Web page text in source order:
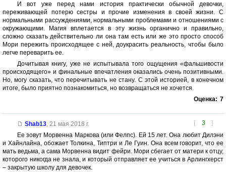
И вот уже перед нами история практически обычной девочки,
переживающей потерю сестры и прочие изменения в своей жизни. С
нормальными рассуждениями, нормальными проблемами и отношениями с
окружающими. Магия вплетается в эту жизнь органично и правильно,
сложно сказать действительно ли она там есть или же это просто способ
Мори пережить происходящее с ней, доукрасить реальность, чтобы было
легче переварить ее.
Дочитывая книгу, уже не испытывала того ощущения «фальшивости
происходящего» и финальные впечатления оказались очень позитивными.
Но, могу сказать, что перечитывать не стану. С этой историей, в конечном
итоге, было приятно познакомиться, но возвращаться не хочется.
Оценка: 7
[ 3 ]
Shab13, 21 мая 2018 г.
Ее зовут Морвенна Маркова (или Фелпс). Ей 15 лет. Она любит Дилэни
и Хайнлайна, обожает Толкина, Типтри и Ле Гуин. Она всем говорит, что ее
мать ведьма, а сама Морвенна видит фейри. Мори сбегает от матери к отцу,
которого никогда не знала, и который отправляет ее учиться в Арлингхерст
– закрытую школу для девочек.